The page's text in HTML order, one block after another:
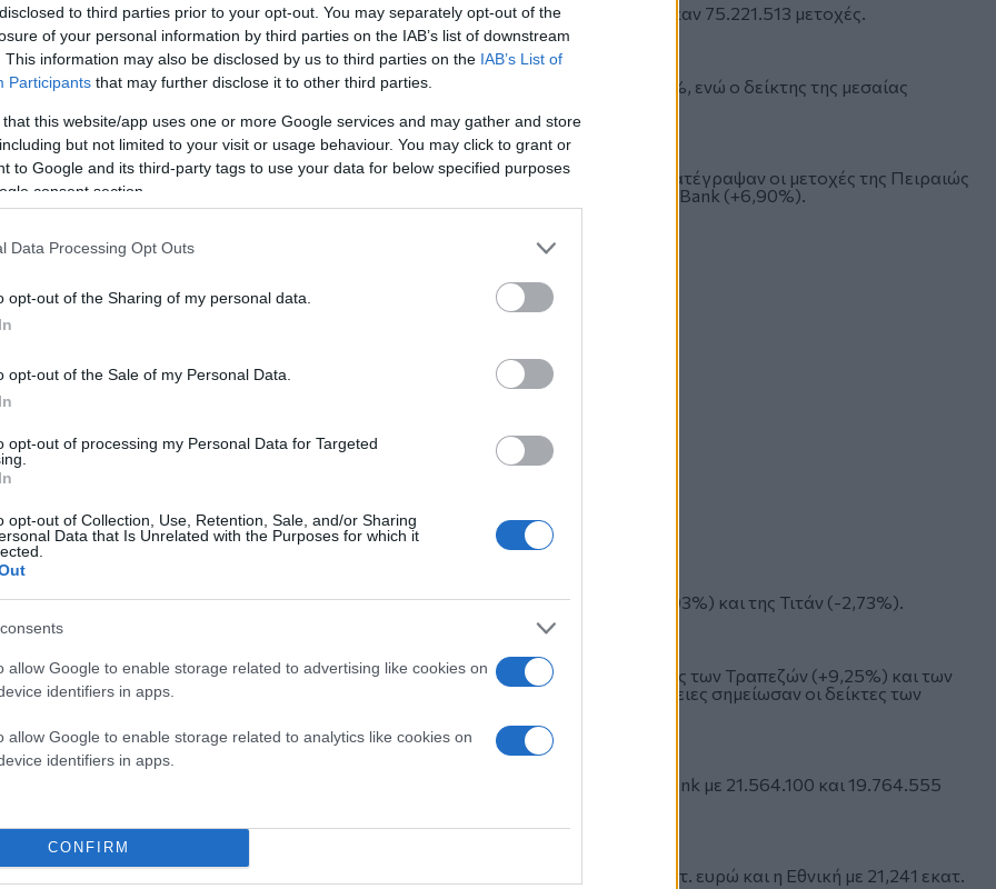
to third parties prior to your opt-out. You may separately opt-out of the
of your personal information by third parties on the IAB’s list of downstream
This information may also be disclosed by us to third parties on the IAB’s List of
Participants that may further disclose it to other third parties.
that this website/app uses one or more Google services and may gather and store
but not limited to your visit or usage behaviour. You may click to grant or
to Google and its third-party tags to use your data for below specified purposes
consent section.
Data Processing Opt Outs
opt-out of the Sharing of my personal data.
opt-out of the Sale of my Personal Data.
opt-out of processing my Personal Data for Targeted
opt-out of Collection, Use, Retention, Sale, and/or Sharing
Data that Is Unrelated with the Purposes for which it
allow Google to enable storage related to advertising like cookies on
identifiers in apps.
allow Google to enable storage related to analytics like cookies on
identifiers in apps.
CONFIRM
Η αξία των συναλλαγών ανήλθε στα 120,130 εκατ. ευρώ, ενώ διακινήθηκαν 75.221.513 μετοχές.
Ο δείκτης υψηλής κεφαλαιοποίησης σημείωσε άνοδο σε ποσοστό 1,03%, ενώ ο δείκτης της μεσαίας
Από τις μετοχές της υψηλής κεφαλαιοποίησης, τη μεγαλύτερη άνοδο κατέγραψαν οι μετοχές της Πειραιώς
(+23,00%), της Εθνικής (+9,28%), της Eurobank (+9,05%) και της Alpha Bank (+6,90%).
Αντιθέτως, τη μεγαλύτερη πτώση σημείωσαν οι μετοχές της Jumbo (-4,03%) και της Τιτάν (-2,73%).
Από τους επιμέρους δείκτες τη μεγαλύτερη άνοδο σημείωσαν οι δείκτες των Τραπεζών (+9,25%) και των
Χρηματοοικονομικών Υπηρεσιών (+4,38%), ενώ τις μεγαλύτερες απώλειες σημείωσαν οι δείκτες των
Το μεγαλύτερο όγκο συναλλαγών παρουσίαση Eurobank και η Αlpha Bank με 21.564.100 και 19.764.555
Τη μεγαλύτερη αξία συναλλαγών σημείωσαν η Alpha Bank με 24,107 εκατ. ευρώ και η Εθνική με 21,241 εκατ.